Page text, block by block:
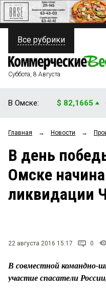
ПОЛИТИКА
ФИНАНСЫ
ОБЩЕСТВО
ЗАКОН
НОВОСТИ КОМПАНИЙ
Все рубрики
Суббота, 8 Августа
В Омске: $ 82,1665
Главная → Новости →
В день
Омске
ликвидации
22 августа 2016 15:17 0
В совместной командно-
участие спасатели